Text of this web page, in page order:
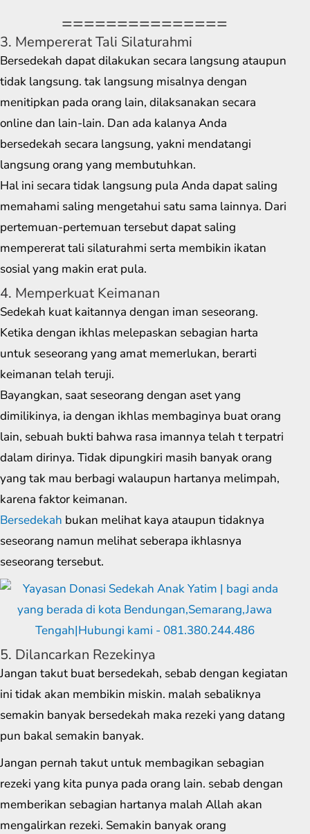
===============
3. Mempererat Tali Silaturahmi
Bersedekah dapat dilakukan secara langsung ataupun
tidak langsung. tak langsung misalnya dengan
menitipkan pada orang lain, dilaksanakan secara
online dan lain-lain. Dan ada kalanya Anda
bersedekah secara langsung, yakni mendatangi
langsung orang yang membutuhkan.
Hal ini secara tidak langsung pula Anda dapat saling
memahami saling mengetahui satu sama lainnya. Dari
pertemuan-pertemuan tersebut dapat saling
mempererat tali silaturahmi serta membikin ikatan
sosial yang makin erat pula.
4. Memperkuat Keimanan
Sedekah kuat kaitannya dengan iman seseorang.
Ketika dengan ikhlas melepaskan sebagian harta
untuk seseorang yang amat memerlukan, berarti
keimanan telah teruji.
Bayangkan, saat seseorang dengan aset yang
dimilikinya, ia dengan ikhlas membaginya buat orang
lain, sebuah bukti bahwa rasa imannya telah t terpatri
dalam dirinya. Tidak dipungkiri masih banyak orang
yang tak mau berbagi walaupun hartanya melimpah,
karena faktor keimanan.
Bersedekah bukan melihat kaya ataupun tidaknya
seseorang namun melihat seberapa ikhlasnya
seseorang tersebut.
5. Dilancarkan Rezekinya
Jangan takut buat bersedekah, sebab dengan kegiatan
ini tidak akan membikin miskin. malah sebaliknya
semakin banyak bersedekah maka rezeki yang datang
pun bakal semakin banyak.
Jangan pernah takut untuk membagikan sebagian
rezeki yang kita punya pada orang lain. sebab dengan
memberikan sebagian hartanya malah Allah akan
mengalirkan rezeki. Semakin banyak orang